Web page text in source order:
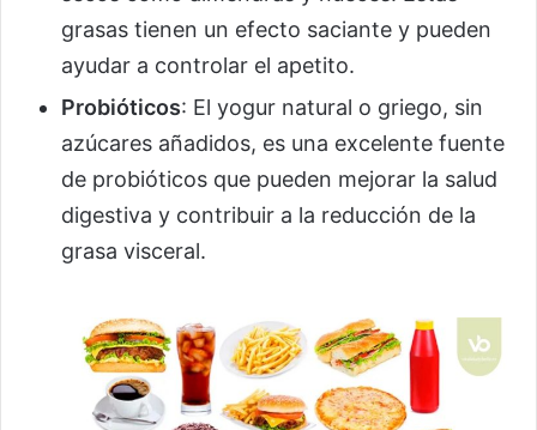
grasas tienen un efecto saciante y pueden
ayudar a controlar el apetito.
Probióticos: El yogur natural o griego, sin
azúcares añadidos, es una excelente fuente
de probióticos que pueden mejorar la salud
digestiva y contribuir a la reducción de la
grasa visceral.